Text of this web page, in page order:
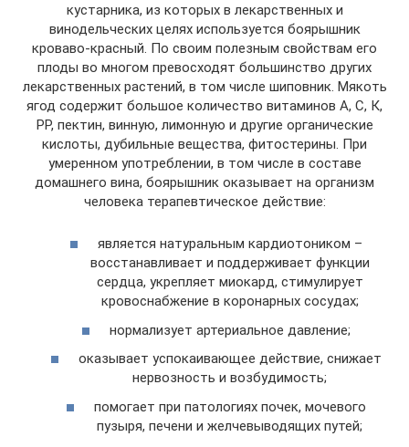
кустарника, из которых в лекарственных и
винодельческих целях используется боярышник
кроваво-красный. По своим полезным свойствам его
плоды во многом превосходят большинство других
лекарственных растений, в том числе шиповник. Мякоть
ягод содержит большое количество витаминов А, С, К,
РР, пектин, винную, лимонную и другие органические
кислоты, дубильные вещества, фитостерины. При
умеренном употреблении, в том числе в составе
домашнего вина, боярышник оказывает на организм
человека терапевтическое действие:
является натуральным кардиотоником –
восстанавливает и поддерживает функции
сердца, укрепляет миокард, стимулирует
кровоснабжение в коронарных сосудах;
нормализует артериальное давление;
оказывает успокаивающее действие, снижает
нервозность и возбудимость;
помогает при патологиях почек, мочевого
пузыря, печени и желчевыводящих путей;